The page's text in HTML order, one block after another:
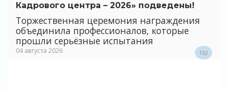
Кадрового центра – 2026» подведены!
Торжественная церемония награждения
объединила профессионалов, которые
прошли серьёзные испытания
04 августа 2026 162